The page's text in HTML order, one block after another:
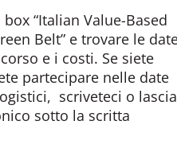
“Italian Value-Based
Belt” e trovare le
e i costi. Se siete
partecipare nelle date
scriveteci o
sotto la scritta